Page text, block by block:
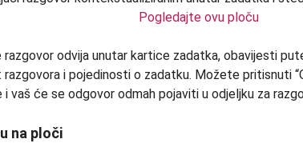
Pogledajte ovu ploču
razgovor odvija unutar kartice zadatka, obavijesti
i pojedinosti o zadatku. Možete pritisnuti
vaš će se odgovor odmah pojaviti u odjeljku za
na ploči